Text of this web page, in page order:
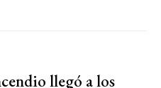
llegó a los